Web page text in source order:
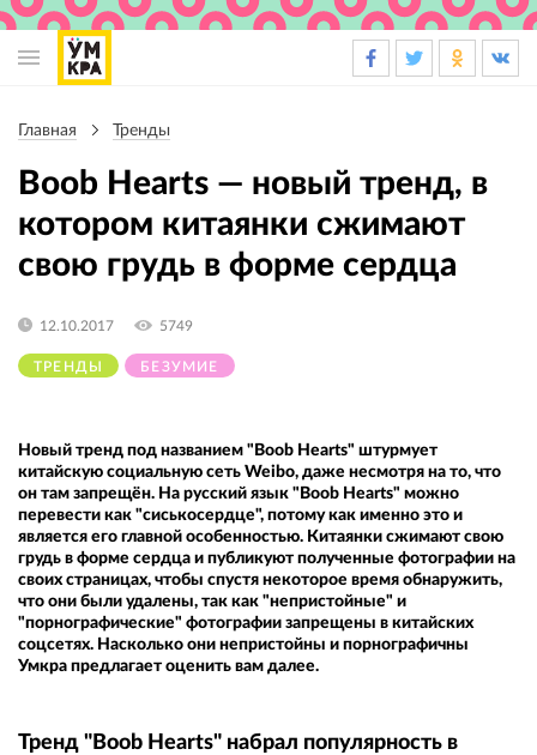
навигации
Главная Тренды
Bооb Hearts — новый тренд, в
котором китаянки сжимают
свою грудь в форме сердца
ТРЕНДЫ БЕЗУМИЕ
12.10.2017 5749
Новый тренд под названием "Bооb Hearts" штурмует
китайскую социальную сеть Weibo, даже несмотря на то, что
он там запрещён. На русский язык "Bооb Hearts" можно
перевести как "сиськосердце", потому как именно это и
является его главной особенностью. Китаянки cжимaют свою
грудь в форме сердца и публикуют полученные фотографии на
своих страницах, чтобы спустя некоторое время обнаружить,
что они были удалены, так как "непpиcтoйныe" и
"пopнoгpaфические" фотографии запрещены в китайских
соцсетях. Насколько они непристойны и порнографичны
Умкра предлагает оценить вам далее.
Тренд "Bооb Hearts" набрал популярность в